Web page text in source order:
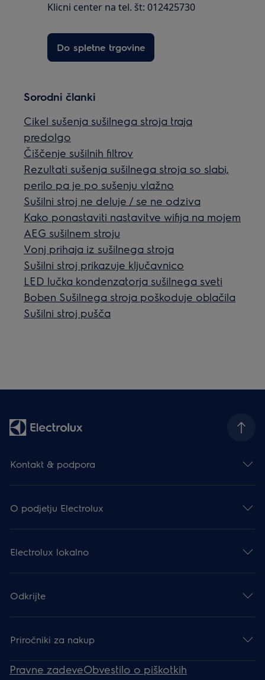
Klicni center na tel. št: 012425730
Do spletne trgovine
Sorodni članki
Cikel sušenja sušilnega stroja traja
predolgo
Čiščenje sušilnih filtrov
Rezultati sušenja sušilnega stroja so slabi,
perilo pa je po sušenju vlažno
Sušilni stroj ne deluje / se ne odziva
Kako ponastaviti nastavitve wifija na mojem
AEG sušilnem stroju
Vonj prihaja iz sušilnega stroja
Sušilni stroj prikazuje ključavnico
LED lučka kondenzatorja sušilnega sveti
Boben Sušilnega stroja poškoduje oblačila
Sušilni stroj pušča
Kontakt & podpora
O podjetju Electrolux
Electrolux lokalno
Odkrijte
Priročniki za nakup
Pravne zadeveObvestilo o piškotkih